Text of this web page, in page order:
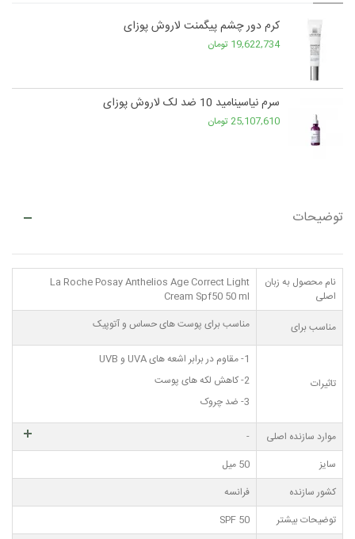
کرم دور چشم پیگمنت لاروش پوزای
19,622,734 تومان
سرم نیاسینامید 10 ضد لک لاروش پوزای
25,107,610 تومان
توضیحات
نام محصول به زبان
اصلی
La Roche Posay Anthelios Age Correct Light
Cream Spf50 50 ml
مناسب برای
مناسب برای پوست های حساس و آتوپیک
تاثیرات
1- مقاوم در برابر اشعه های UVA و UVB
2- کاهش لکه های پوست
3- ضد چروک
موارد سازنده اصلی
-
سایز
50 میل
کشور سازنده
فرانسه
توضیحات بیشتر
SPF 50